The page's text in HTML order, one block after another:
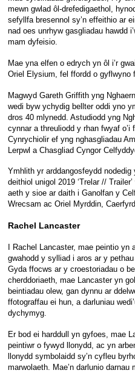
mewn gwlad ôl-drefedigaethol,
sefyllfa bresennol sy’n effeithio ar
nad oes unrhyw gasgliadau hawdd
mam dyfeisio.
Mae yna elfen o edrych yn ôl i’r
Oriel Elysium, fel ffordd o gyflwyno
Magwyd Gareth Griffith yng
wedi byw ychydig bellter oddi yno
dros 40 mlynedd. Astudiodd yng
cynnar a threuliodd y rhan fwyaf o’i
Cynrychiolir ef yng nghasgliadau
Lerpwl a Chasgliad Cyngor
Ymhlith yr arddangosfeydd
deithiol unigol 2019 ‘Trelar //
aeth y sioe ar daith i Ganolfan y
Wrecsam ac Oriel Myrddin,
Rachel Lancaster
I Rachel Lancaster, mae peintio yn
gwahodd y sylliad i aros ar y
Gyda ffocws ar y croestoriadau o
cherddoriaeth, mae Lancaster yn
beintiadau olew, gan dynnu ar
ffotograffau ei hun, a darluniau
dychymyg.
Er bod ei harddull yn gyfoes, mae
peintiwr o fywyd llonydd, ac yn
llonydd symbolaidd sy’n cyfleu
marwolaeth. Mae’n darlunio darnau